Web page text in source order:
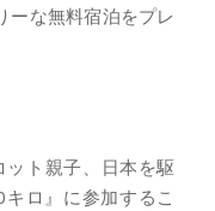
ーな無料宿泊をプレ
ト親子、日本を駆
ロ』に参加するこ